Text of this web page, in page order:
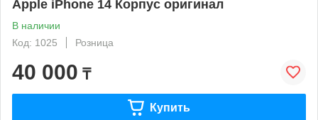
Apple iPhone 14 Корпус оригинал
В наличии
Код: 1025
Розница
40 000 ₸
Купить